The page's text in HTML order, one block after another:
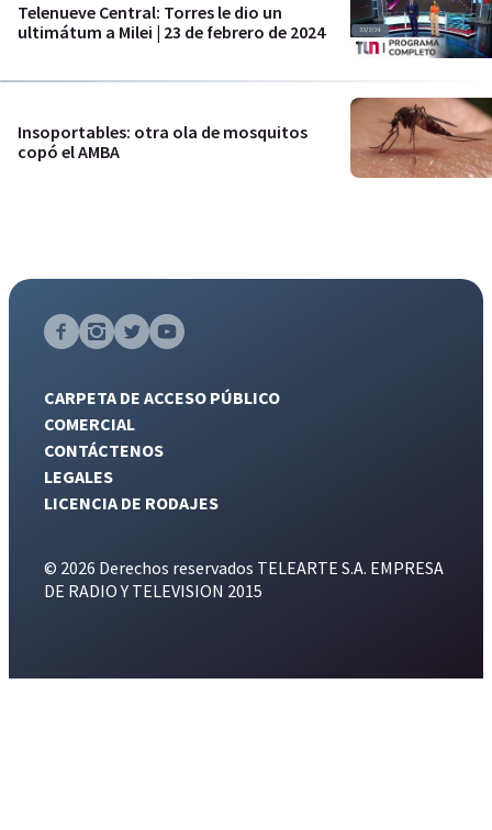
Telenueve Central: Torres le dio un
ultimátum a Milei | 23 de febrero de 2024
Insoportables: otra ola de mosquitos
copó el AMBA
CARPETA DE ACCESO PÚBLICO
COMERCIAL
CONTÁCTENOS
LEGALES
LICENCIA DE RODAJES
© 2026 Derechos reservados TELEARTE S.A. EMPRESA
DE RADIO Y TELEVISION 2015